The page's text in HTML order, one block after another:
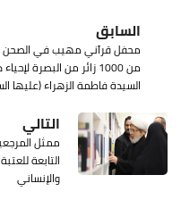
السابق
محفل قرآني مهيب في الصحن
من 1000 زائر من البصرة
السيدة فاطمة الزهراء (عليها
التالي
ممثل
التابعة
والإنساني